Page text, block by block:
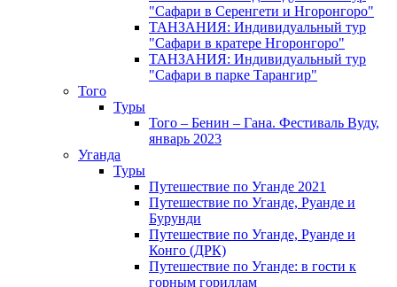
"Сафари в Серенгети и Нгоронгоро"
ТАНЗАНИЯ: Индивидуальный тур
"Сафари в кратере Нгоронгоро"
ТАНЗАНИЯ: Индивидуальный тур
"Сафари в парке Тарангир"
Того
Туры
Того – Бенин – Гана. Фестиваль Вуду,
январь 2023
Уганда
Туры
Путешествие по Уганде 2021
Путешествие по Уганде, Руанде и
Бурунди
Путешествие по Уганде, Руанде и
Конго (ДРК)
Путешествие по Уганде: в гости к
горным гориллам